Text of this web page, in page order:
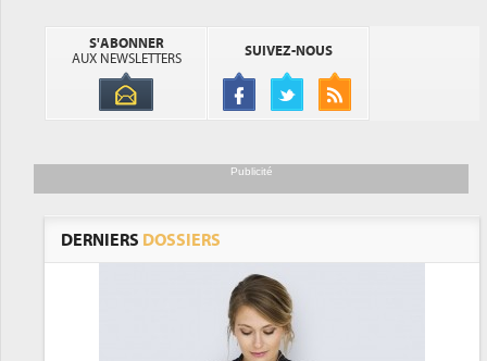
S'ABONNER
AUX NEWSLETTERS
SUIVEZ-NOUS
Publicité
DERNIERS DOSSIERS